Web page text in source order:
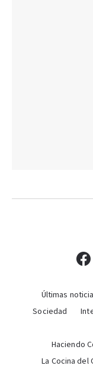
Últimas
Sociedad
Haciendo
La Cocina del